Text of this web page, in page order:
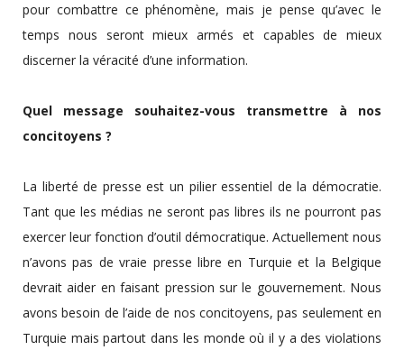
pour combattre ce phénomène, mais je pense qu’avec le
temps nous seront mieux armés et capables de mieux
discerner la véracité d’une information.
Quel message souhaitez-vous transmettre à nos
concitoyens ?
La liberté de presse est un pilier essentiel de la démocratie.
Tant que les médias ne seront pas libres ils ne pourront pas
exercer leur fonction d’outil démocratique. Actuellement nous
n’avons pas de vraie presse libre en Turquie et la Belgique
devrait aider en faisant pression sur le gouvernement. Nous
avons besoin de l’aide de nos concitoyens, pas seulement en
Turquie mais partout dans les monde où il y a des violations